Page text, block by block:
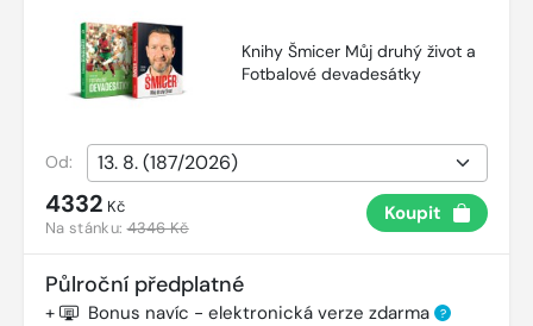
Knihy Šmicer Můj druhý život a
Fotbalové devadesátky
Od:
4332 Kč
Na stánku:4346 Kč
Koupit
Půlroční předplatné
+ Bonus navíc - elektronická verze zdarma ?